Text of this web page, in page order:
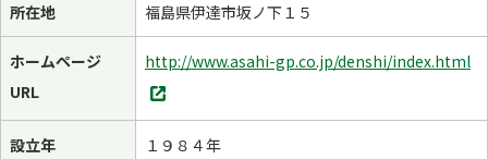
所在地 福島県伊達市坂ノ下１５
ホームページ
URL
http://www.asahi-gp.co.jp/denshi/index.html
別
設立年 １９８４年